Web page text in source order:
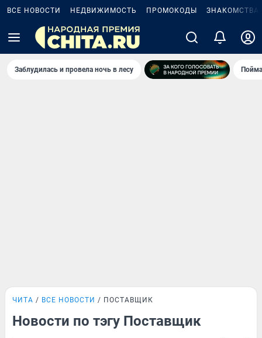
ВСЕ НОВОСТИ НЕДВИЖИМОСТЬ ПРОМОКОДЫ ЗНАКОМСТВА
Заблудилась и провела ночь в лесу
ЧИТА ВСЕ НОВОСТИ ПОСТАВЩИК
Новости по тэгу Поставщик